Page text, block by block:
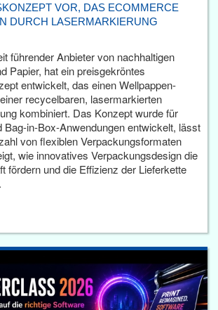
VOR, DAS ECOMMERCE
DURCH LASERMARKIERUNG
führender Anbieter von nachhaltigen
Papier, hat ein preisgekröntes
entwickelt, das einen Wellpappen-
recycelbaren, lasermarkierten
kombiniert. Das Konzept wurde für
Bag-in-Box-Anwendungen entwickelt, lässt
von flexiblen Verpackungsformaten
wie innovatives Verpackungsdesign die
fördern und die Effizienz der Lieferkette